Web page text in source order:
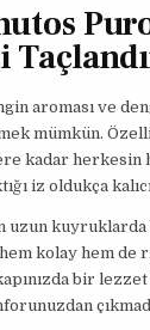
aroması ve
mümkün.
kadar herkesin
iz oldukça
uzun
kolay hem
bir